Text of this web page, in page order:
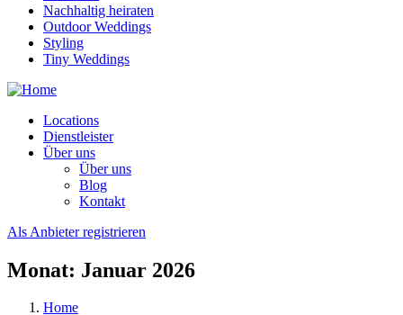
Nachhaltig heiraten
Outdoor Weddings
Styling
Tiny Weddings
Locations
Dienstleister
Über uns
Über uns
Blog
Kontakt
Als Anbieter registrieren
Monat: Januar 2026
Home